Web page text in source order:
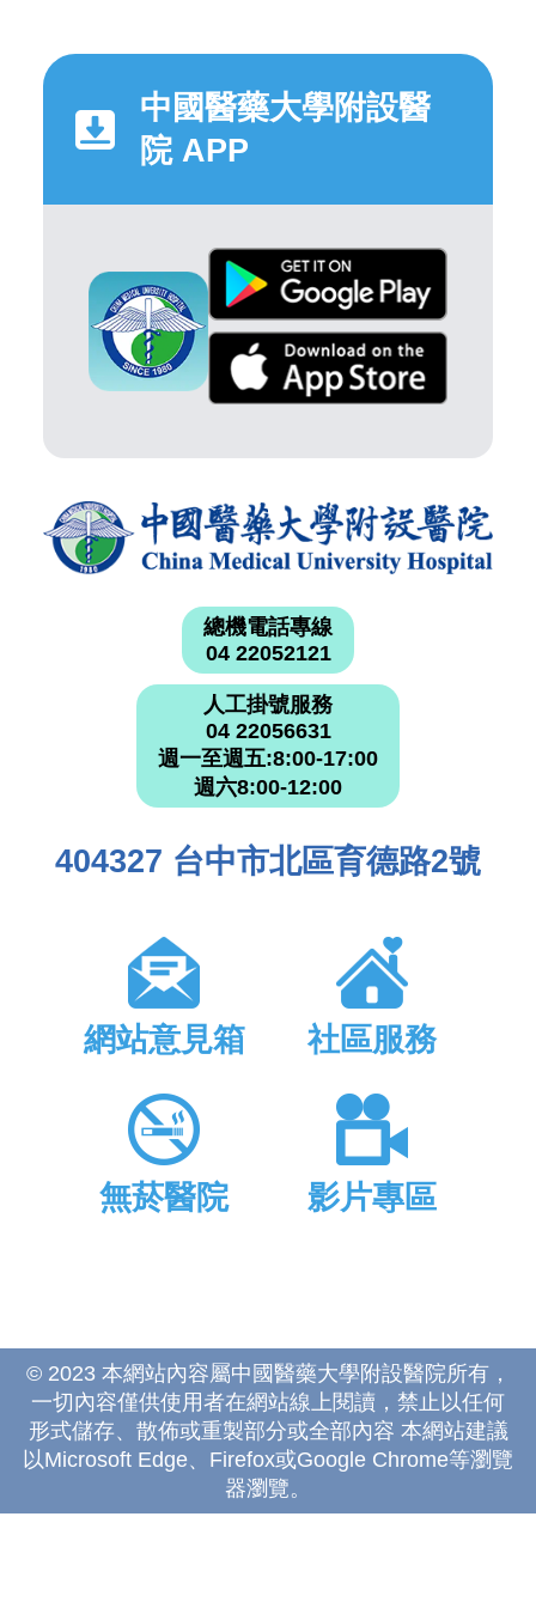
中國醫藥大學附設醫
院 APP
總機電話專線
04 22052121
人工掛號服務
04 22056631
週一至週五:8:00-17:00
週六8:00-12:00
404327 台中市北區育德路2號
網站意見箱 社區服務
無菸醫院 影片專區
© 2023 本網站內容屬中國醫藥大學附設醫院所有，
一切內容僅供使用者在網站線上閱讀，禁止以任何
形式儲存、散佈或重製部分或全部內容 本網站建議
以Microsoft Edge、Firefox或Google Chrome等瀏覽
器瀏覽。